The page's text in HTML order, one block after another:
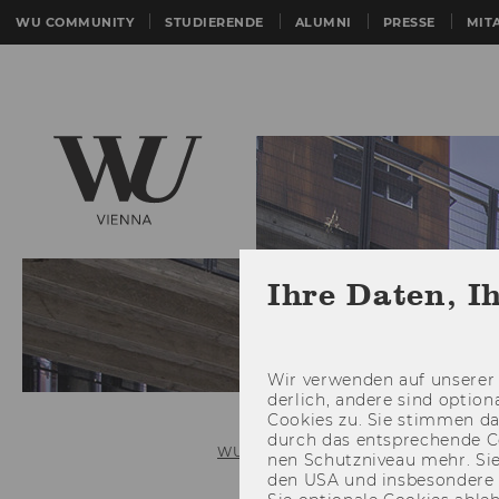
WU COMMUNITY STUDIERENDE ALUMNI PRESSE
WU (Wirtschaftsuniversität Wien)
Ihre Daten,
Wir ver­wen­den auf
der­lich, an­de­re sind
Coo­kies zu. Sie stim­men
durch das ent­spre­chen­de
nen Schutz­ni­veau mehr.
den USA und